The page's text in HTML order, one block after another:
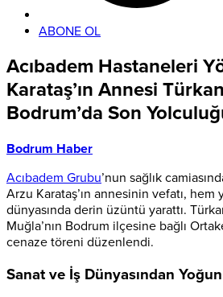
ABONE OL
Acıbadem Hastaneleri
Karataş’ın Annesi
Bodrum’da Son
Bodrum Haber
Acıbadem Grubu’nun sağlık
Arzu Karataş’ın annesinin vefatı,
dünyasında derin üzüntü yarattı.
Muğla’nın Bodrum ilçesine bağlı
cenaze töreni düzenlendi.
Sanat ve İş Dünyasından Yoğun